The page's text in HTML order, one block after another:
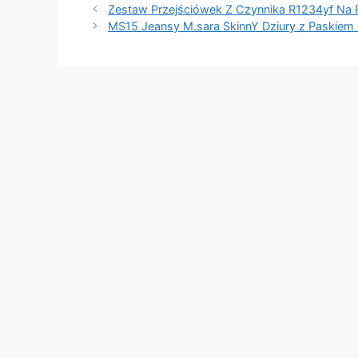
Zestaw Przejściówek Z Czynnika R1234yf Na
MS15 Jeansy M.sara SkinnY Dziury z